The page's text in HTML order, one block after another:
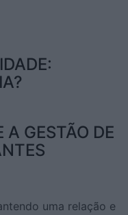
A GESTÃO DE
uma relação e